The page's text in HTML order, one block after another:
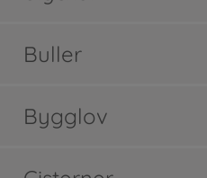
Buller
Bygglov